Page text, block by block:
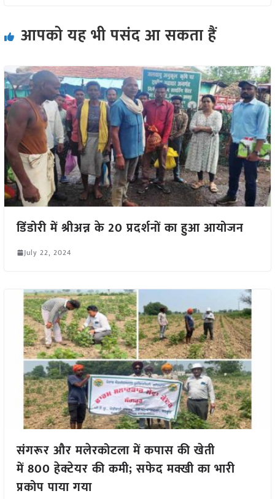
आपको यह भी पसंद आ सकता हैं
डिंडोरी में श्रीअन्न के 20 प्रदर्शनों का हुआ आयोजन
July 22, 2024
संगरूर और मलेरकोटला में कपास की खेती
में 800 हेक्टेयर की कमी; सफेद मक्खी का भारी
प्रकोप पाया गया